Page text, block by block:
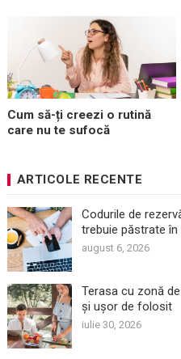
Cum să-ți creezi o rutină
care nu te sufocă
ARTICOLE RECENTE
Codurile de
trebuie păstrate în
august 6, 2026
Terasa cu zonă
și ușor de folosit
iulie 30, 2026